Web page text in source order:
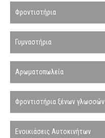
Φροντιστήρια
Γυμναστήρια
Αρωματοπωλεία
Φροντιστήρια ξένων γλωσσών
Ενοικιάσεις Αυτοκινήτων